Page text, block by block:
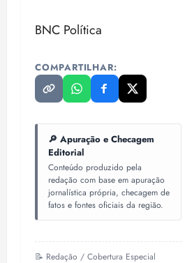
BNC Política
COMPARTILHAR:
🔎 Apuração e Checagem
Editorial
Conteúdo produzido pela
redação com base em apuração
jornalística própria, checagem de
fatos e fontes oficiais da região.
📝 Redação / Cobertura Especial